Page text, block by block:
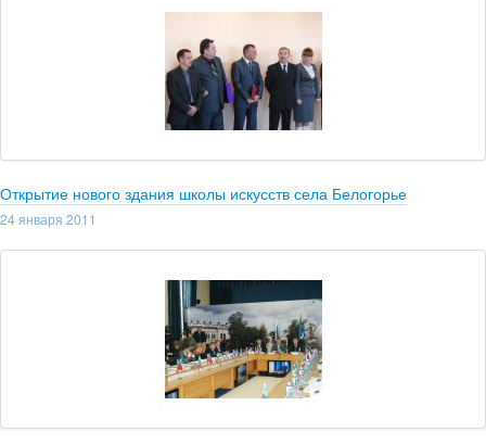
Открытие нового здания школы искусств села Белогорье
24 января 2011